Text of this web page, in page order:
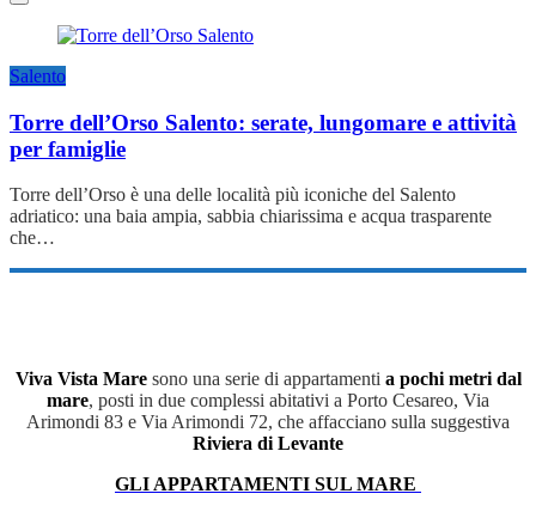
Salento
Torre dell’Orso Salento: serate, lungomare e attività
per famiglie
Torre dell’Orso è una delle località più iconiche del Salento
adriatico: una baia ampia, sabbia chiarissima e acqua trasparente
che…
Viva Vista Maresono una serie di appartamenti a pochi metri dal
mare, posti in due complessi abitativi a Porto Cesareo, Via
Arimondi 83 e Via Arimondi 72, che affacciano sulla suggestiva
Riviera di Levante
GLI APPARTAMENTI SUL MARE